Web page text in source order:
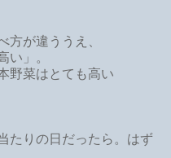
方が違ううえ、
い」。
野菜はとても高い
たりの日だったら。はず